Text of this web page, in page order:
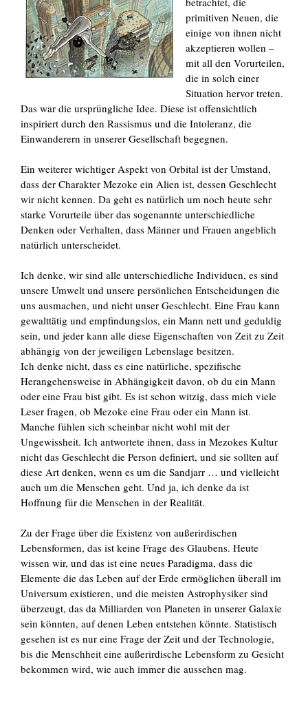
primitiven Neuen, die
einige von ihnen nicht
akzeptieren wollen –
mit all den Vorurteilen,
die in solch einer
Situation hervor treten.
Das war die ursprüngliche Idee. Diese ist offensichtlich
inspiriert durch den Rassismus und die Intoleranz, die
Einwanderern in unserer Gesellschaft begegnen.
Ein weiterer wichtiger Aspekt von Orbital ist der Umstand,
dass der Charakter Mezoke ein Alien ist, dessen Geschlecht
wir nicht kennen. Da geht es natürlich um noch heute sehr
starke Vorurteile über das sogenannte unterschiedliche
Denken oder Verhalten, dass Männer und Frauen angeblich
natürlich unterscheidet.
Ich denke, wir sind alle unterschiedliche Individuen, es sind
unsere Umwelt und unsere persönlichen Entscheidungen die
uns ausmachen, und nicht unser Geschlecht. Eine Frau kann
gewalttätig und empfindungslos, ein Mann nett und geduldig
sein, und jeder kann alle diese Eigenschaften von Zeit zu Zeit
abhängig von der jeweiligen Lebenslage besitzen.
Ich denke nicht, dass es eine natürliche, spezifische
Herangehensweise in Abhängigkeit davon, ob du ein Mann
oder eine Frau bist gibt. Es ist schon witzig, dass mich viele
Leser fragen, ob Mezoke eine Frau oder ein Mann ist.
Manche fühlen sich scheinbar nicht wohl mit der
Ungewissheit. Ich antwortete ihnen, dass in Mezokes Kultur
nicht das Geschlecht die Person definiert, und sie sollten auf
diese Art denken, wenn es um die Sandjarr … und vielleicht
auch um die Menschen geht. Und ja, ich denke da ist
Hoffnung für die Menschen in der Realität.
Zu der Frage über die Existenz von außerirdischen
Lebensformen, das ist keine Frage des Glaubens. Heute
wissen wir, und das ist eine neues Paradigma, dass die
Elemente die das Leben auf der Erde ermöglichen überall im
Universum existieren, und die meisten Astrophysiker sind
überzeugt, das da Milliarden von Planeten in unserer Galaxie
sein könnten, auf denen Leben entstehen könnte. Statistisch
gesehen ist es nur eine Frage der Zeit und der Technologie,
bis die Menschheit eine außerirdische Lebensform zu Gesicht
bekommen wird, wie auch immer die aussehen mag.